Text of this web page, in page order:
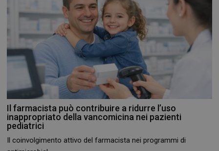
Il farmacista può contribuire a ridurre l’uso
inappropriato della vancomicina nei pazienti
pediatrici
Il coinvolgimento attivo del farmacista nei programmi di